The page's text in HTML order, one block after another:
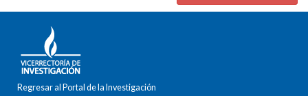
Regresar al Portal de la Investigación